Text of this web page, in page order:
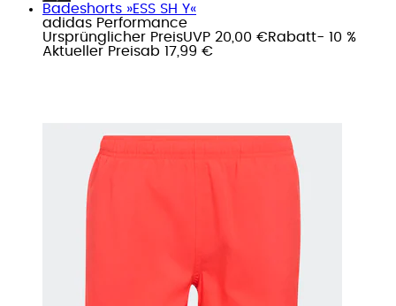
Badeshorts »ESS SH Y«
adidas Performance
Ursprünglicher PreisUVP 20,00 €Rabatt- 10 %
Aktueller Preisab 17,99 €